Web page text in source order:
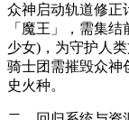
众神启动轨道修正
「魔王」，需集
少女)，为守护人
骑士团需摧毁众神
史火种。